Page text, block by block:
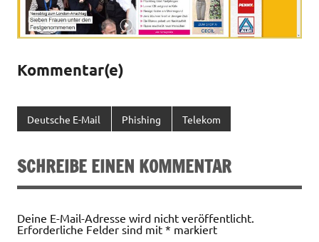
Kommentar(e)
Deutsche E-Mail Phishing Telekom
SCHREIBE EINEN KOMMENTAR
Deine E-Mail-Adresse wird nicht veröffentlicht.
Erforderliche Felder sind mit * markiert